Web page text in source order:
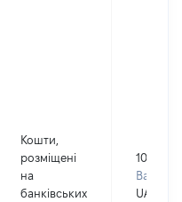
Кошти,
розміщені
на
банківських
1074662
Валюта:
UAH